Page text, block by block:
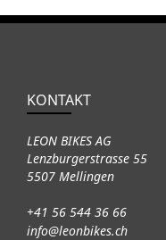
KONTAKT
LEON BIKES AG
Lenzburgerstrasse 55
5507 Mellingen
+41 56 544 36 66
info@leonbikes.ch